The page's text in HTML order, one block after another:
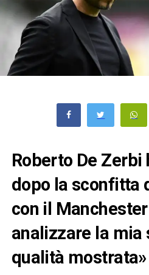
Roberto De Zerbi
dopo la sconfitta
con il
analizzare la mia
qualità mostrata»